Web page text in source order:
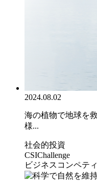
2024.08.02
海の植物で地球を
様...
社会的投資
CSIChallenge
ビジネスコンペテ